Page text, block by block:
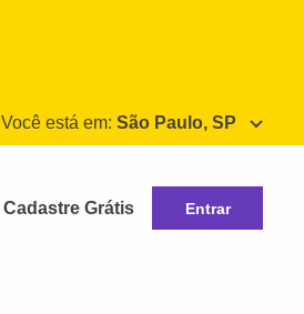
Você está em: São Paulo, SP
Cadastre Grátis Entrar